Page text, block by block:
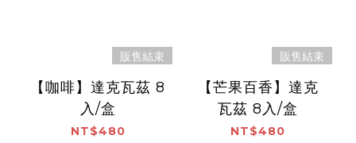
販售結束
【咖啡】達克瓦茲 8
入/盒
NT$480
販售結束
【芒果百香】達克
瓦茲 8入/盒
NT$480